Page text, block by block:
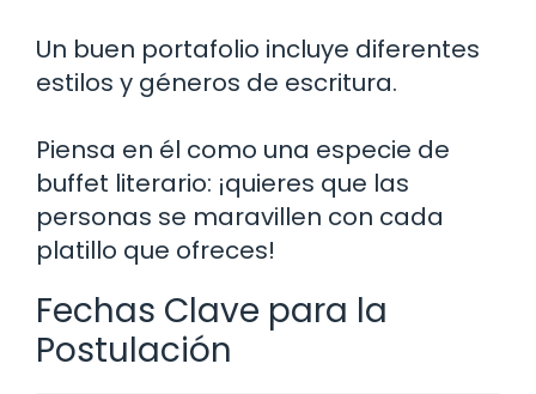
Un buen portafolio incluye diferentes
estilos y géneros de escritura.
Piensa en él como una especie de
buffet literario: ¡quieres que las
personas se maravillen con cada
platillo que ofreces!
Fechas Clave para la
Postulación